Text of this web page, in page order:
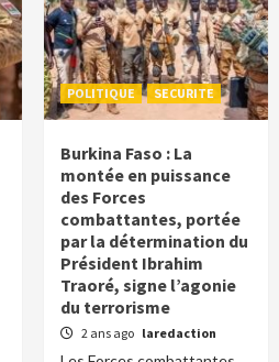
POLITIQUE SECURITE
Burkina Faso : La
montée en puissance
des Forces
combattantes, portée
par la détermination du
Président Ibrahim
Traoré, signe l’agonie
du terrorisme
2 ans ago laredaction